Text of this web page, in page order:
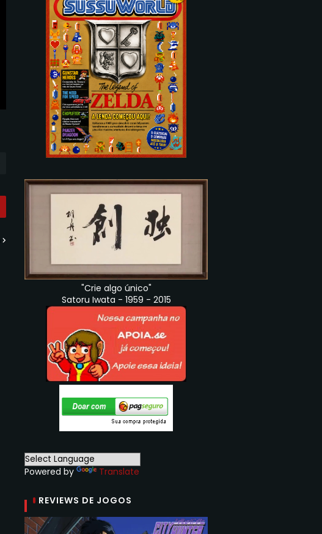
"Crie algo único"
Satoru Iwata - 1959 - 2015
Powered by Translate
REVIEWS DE JOGOS